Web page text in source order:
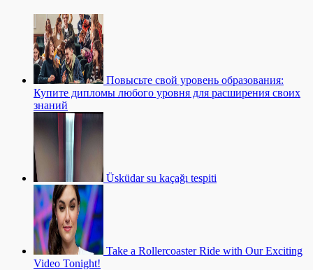
Повысьте свой уровень образования:
Купите дипломы любого уровня для расширения своих
знаний
Üsküdar su kaçağı tespiti
Take a Rollercoaster Ride with Our Exciting
Video Tonight!